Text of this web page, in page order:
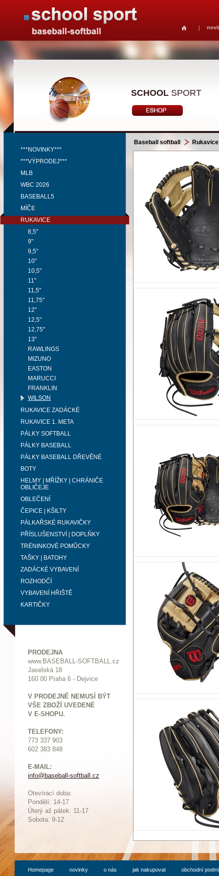
SCHOOL SPORT
***NOVINKY***
***VÝPRODEJ***
MLB
WBC 2026
BASEBALL5
MÍČE
RUKAVICE
8,5"
9"
9,5"
10"
10,5"
11"
11,5"
11,75"
12"
12,5"
12,75"
13"
RAWLINGS
MIZUNO
EASTON
MARUCCI
FRANKLIN
WILSON
RUKAVICE ZADÁCKÉ
RUKAVICE 1. META
PÁLKY SOFTBALL
PÁLKY BASEBALL
PÁLKY BASEBALL DŘEVĚNÉ
BOTY
HELMY | MŘÍŽKY | CHRÁNIČE
OBLIČEJE
OBLEČENÍ
ČEPICE | KŠILTY
PÁLKAŘSKÉ RUKAVIČKY
PŘÍSLUŠENSTVÍ | DOPLŇKY
TRÉNINKOVÉ POMŮCKY
TAŠKY | BATOHY
ZADÁCKÉ VYBAVENÍ
ROZHODČÍ
VYBAVENÍ HŘIŠTĚ
KARTIČKY
PRODEJNA
www.BASEBALL-SOFTBALL.cz
Jaselská 18
160 00 Praha 6 - Dejvice
V PRODEJNĚ NEMUSÍ BÝT
VŠE ZBOŽÍ UVEDENÉ
V E-SHOPU.
TELEFONY:
773 337 903
602 383 848
E-MAIL:
info@baseball-softball.cz
Otevírací doba:
Pondělí: 14-17
Úterý až pátek: 11-17
Sobota: 9-12
Baseball softball Rukavice
Homepage novinky o nás jak nakupovat obchodní